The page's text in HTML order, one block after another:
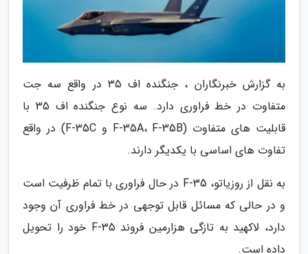
به گزارش خبرنگاران ، جنگنده اف 35 در واقع سه جت
متفاوت در خط فراوری دارد. سه نوع جنگنده اف 35 با
قابلیت های متفاوت (F-35A، F-35B و F-35C) در واقع
تفاوت های اساسی با یکدیگر دارند.
به نقل از روزیاتو، F-35 در حال فراوری با تمام ظرفیت است
و در حالی که مسائل قابل توجهی در خط فراوری آن وجود
دارد، لاکهید به تازگی هزارمین فروند F-35 خود را تحویل
داده است.